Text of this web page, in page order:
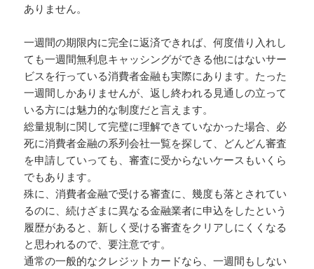
ありません。
一週間の期限内に完全に返済できれば、何度借り入れし
ても一週間無利息キャッシングができる他にはないサー
ビスを行っている消費者金融も実際にあります。たった
一週間しかありませんが、返し終われる見通しの立って
いる方には魅力的な制度だと言えます。
総量規制に関して完璧に理解できていなかった場合、必
死に消費者金融の系列会社一覧を探して、どんどん審査
を申請していっても、審査に受からないケースもいくら
でもあります。
殊に、消費者金融で受ける審査に、幾度も落とされてい
るのに、続けざまに異なる金融業者に申込をしたという
履歴があると、新しく受ける審査をクリアしにくくなる
と思われるので、要注意です。
通常の一般的なクレジットカードなら、一週間もしない